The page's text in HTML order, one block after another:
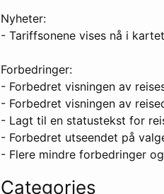
Nyheter:
- Tariffsonene vises nå i kartet
Forbedringer:
- Forbedret visningen av
- Forbedret visningen av
- Lagt til en statustekst for
- Forbedret utseendet på
- Flere mindre forbedringer
Categories